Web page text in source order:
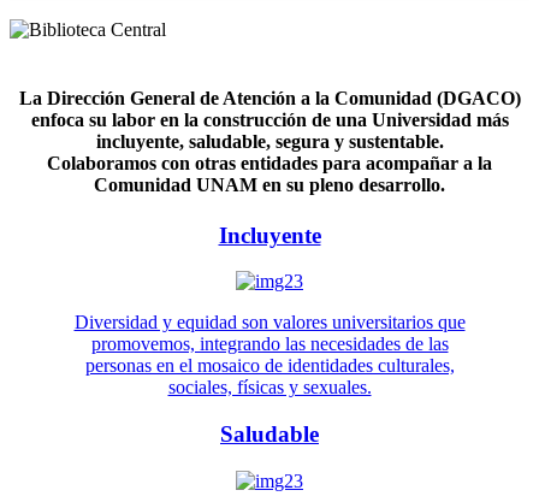
La Dirección General de Atención a la Comunidad (DGACO)
enfoca su labor en la construcción de una Universidad más
incluyente, saludable, segura y sustentable.
Colaboramos con otras entidades para acompañar a la
Comunidad UNAM en su pleno desarrollo.
Incluyente
Diversidad y equidad son valores universitarios que
promovemos, integrando las necesidades de las
personas en el mosaico de identidades culturales,
sociales, físicas y sexuales.
Saludable